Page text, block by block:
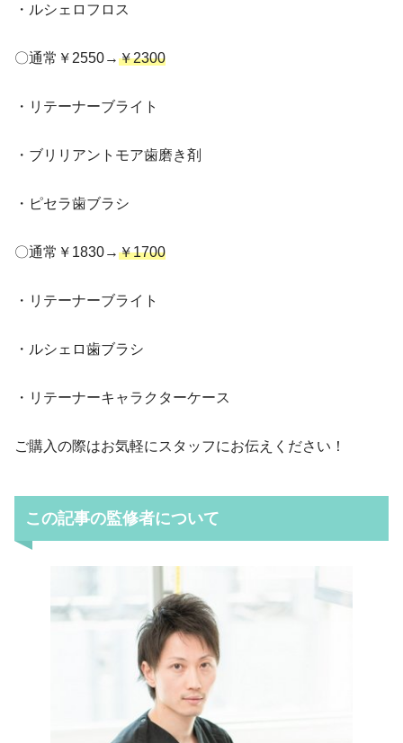
・ルシェロフロス
〇通常￥2550→￥2300
・リテーナーブライト
・ブリリアントモア歯磨き剤
・ピセラ歯ブラシ
〇通常￥1830→￥1700
・リテーナーブライト
・ルシェロ歯ブラシ
・リテーナーキャラクターケース
ご購入の際はお気軽にスタッフにお伝えください！
この記事の監修者について